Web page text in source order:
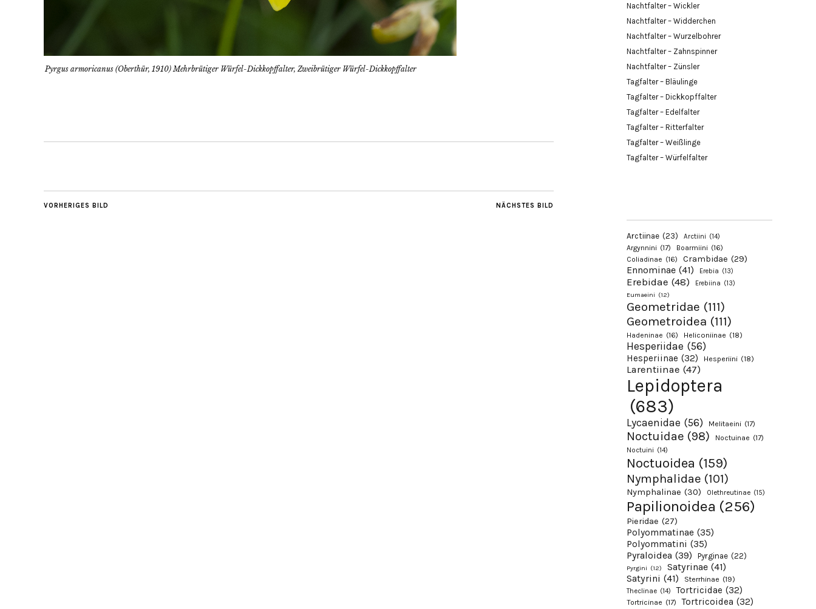
Pyrgus armoricanus (Oberthür, 1910) Mehrbrütiger Würfel-Dickkopffalter, Zweibrütiger Würfel-Dickkopffalter
NÄCHSTES BILD
VORHERIGES BILD
Nachtfalter – Wickler
Nachtfalter – Widderchen
Nachtfalter – Wurzelbohrer
Nachtfalter – Zahnspinner
Nachtfalter – Zünsler
Tagfalter – Bläulinge
Tagfalter – Dickkopffalter
Tagfalter – Edelfalter
Tagfalter – Ritterfalter
Tagfalter – Weißlinge
Tagfalter – Würfelfalter
Arctiinae (23) Arctiini (14)
Argynnini (17) Boarmiini (16)
Coliadinae (16) Crambidae (29)
Ennominae (41) Erebia (13)
Erebidae (48) Erebiina (13)
Eumaeini (12)
Geometridae (111)
Geometroidea (111)
Hadeninae (16) Heliconiinae (18)
Hesperiidae (56)
Hesperiinae (32) Hesperiini (18)
Larentiinae (47)
Lepidoptera
(683)
Lycaenidae (56) Melitaeini (17)
Noctuidae (98) Noctuinae (17)
Noctuini (14)
Noctuoidea (159)
Nymphalidae (101)
Nymphalinae (30) Olethreutinae (15)
Papilionoidea (256)
Pieridae (27)
Polyommatinae (35)
Polyommatini (35)
Pyraloidea (39) Pyrginae (22)
Pyrgini (12) Satyrinae (41)
Satyrini (41) Sterrhinae (19)
Theclinae (14) Tortricidae (32)
Tortricinae (17) Tortricoidea (32)